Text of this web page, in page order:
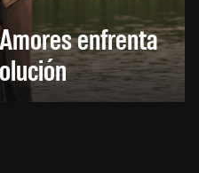
enfrenta